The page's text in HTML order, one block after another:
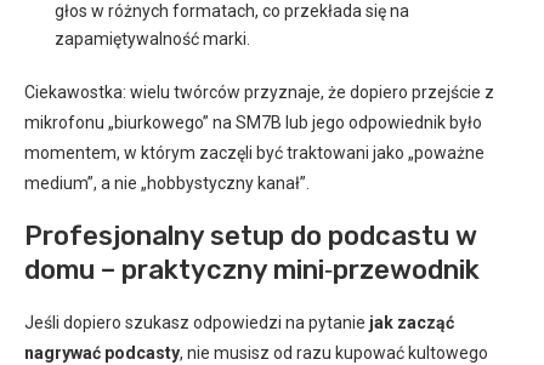
głos w różnych formatach, co przekłada się na
zapamiętywalność marki.
Ciekawostka: wielu twórców przyznaje, że dopiero przejście z
mikrofonu „biurkowego” na SM7B lub jego odpowiednik było
momentem, w którym zaczęli być traktowani jako „poważne
medium”, a nie „hobbystyczny kanał”.
Profesjonalny setup do podcastu w
domu – praktyczny mini‑przewodnik
Jeśli dopiero szukasz odpowiedzi na pytanie jak zacząć
nagrywać podcasty, nie musisz od razu kupować kultowego